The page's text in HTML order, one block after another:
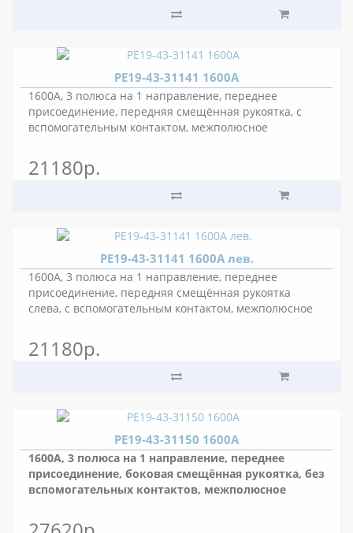
РЕ19-43-31141 1600А
1600А, 3 полюса на 1 направление, переднее
присоединение, передняя смещённая рукоятка, с
вспомогательным контактом, межполюсное
21180р.
РЕ19-43-31141 1600А лев.
1600А, 3 полюса на 1 направление, переднее
присоединение, передняя смещённая рукоятка
слева, с вспомогательным контактом, межполюсное
21180р.
РЕ19-43-31150 1600А
1600А, 3 полюса на 1 направление, переднее
присоединение, боковая смещённая рукоятка, без
вспомогательных контактов, межполюсное